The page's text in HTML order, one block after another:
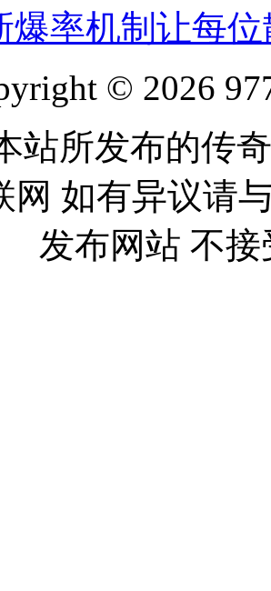
爆率机制让每
© 2026
站所发布的传
网 如有异议请
发布网站 不